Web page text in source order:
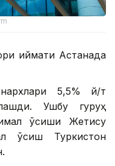
қиймати Астанада
5,5% й/т
Ушбу гуруҳ
ўсиши Жетису
ўсиш Туркистон